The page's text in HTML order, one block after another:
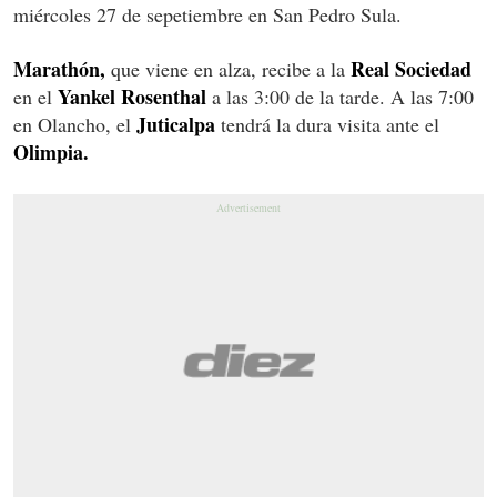
miércoles 27 de sepetiembre en San Pedro Sula.
Marathón, que viene en alza, recibe a la Real Sociedad
en el Yankel Rosenthal a las 3:00 de la tarde. A las 7:00
en Olancho, el Juticalpa tendrá la dura visita ante el
Olimpia.